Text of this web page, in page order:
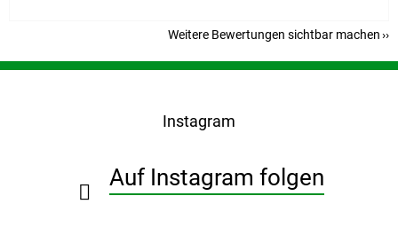
Weitere Bewertungen sichtbar machen
F
Instagram
Auf Instagram folgen